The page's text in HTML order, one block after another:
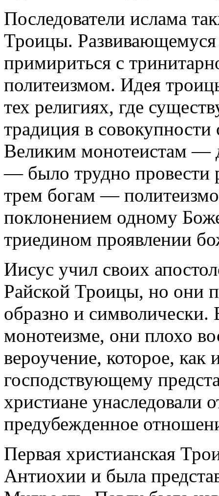
Последователи ислама
Троицы. Развивающемуся
примириться с
политеизмом. Идея
тех религиях, где
традиция в
Великим монотеистам —
— было трудно провести
трем богам —
поклонением одному
триедином проявлении
Иисус учил своих
Райской Троицы, но они
образно и
монотеизме, они плохо
вероучение, которое, как
господствующему
христиане унаследовали
предубежденное
Первая христианская
Антиохии и была